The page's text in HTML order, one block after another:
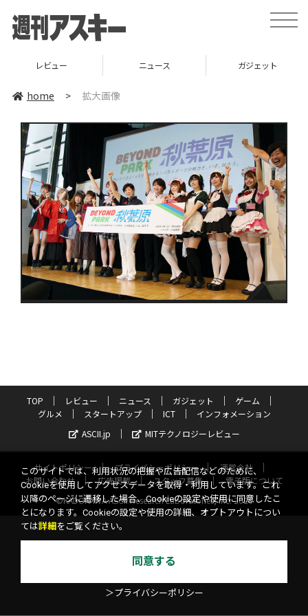
toggle
レビュー ニュース ガジェット
home > 拡大画像
TOP レビュー ニュース ガジェット
ゲーム
グルメ
スタートアップ ICT
インフォメーション
ASCII.jp
MITテクノロジーレビュー
サイトポリシー プライバシーポリシー
運営会社
お問い合わせ
広告掲載 スタッフ募集
電子版について
©KADOKAWA ASCII Research Laboratories, Inc. 2026
このサイトでは、利用状況の把握や広告配信などのために、
Cookieを使用してアクセスデータを取得・利用しています。これ
以降のページに遷移した場合、Cookieの設定や使用に同意したこ
とになります。Cookieの設定や使用の詳細、オプトアウトについ
ては詳細 をご覧ください。
同意する
＞プライバシーポリシー